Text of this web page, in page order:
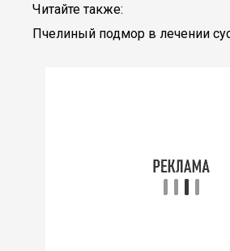
Читайте также:
Пчелиный подмор в лечении